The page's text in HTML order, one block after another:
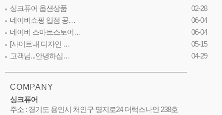
싱크퓨어 옵션상품
02-28
네이버쇼핑 입점 공…
06-04
네이버 스마트스토어…
06-04
[사이트내 디자인 …
05-15
고객님...안녕하십…
04-29
COMPANY
싱크퓨어
주소 : 경기도 용인시 처인구 명지로24 더럭스나인 238호